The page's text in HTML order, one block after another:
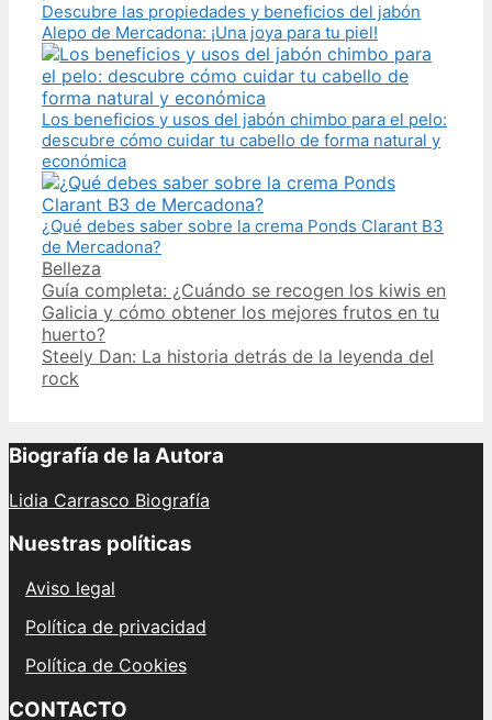
Descubre las propiedades y beneficios del jabón
Alepo de Mercadona: ¡Una joya para tu piel!
Los beneficios y usos del jabón chimbo para el pelo:
descubre cómo cuidar tu cabello de forma natural y
económica
¿Qué debes saber sobre la crema Ponds Clarant B3
de Mercadona?
Categories
Belleza
Post
navigation
Guía completa: ¿Cuándo se recogen los kiwis en
Galicia y cómo obtener los mejores frutos en tu
huerto?
Steely Dan: La historia detrás de la leyenda del
rock
Biografía de la Autora
Lidia Carrasco Biografía
Nuestras políticas
Aviso legal
Política de privacidad
Política de Cookies
CONTACTO